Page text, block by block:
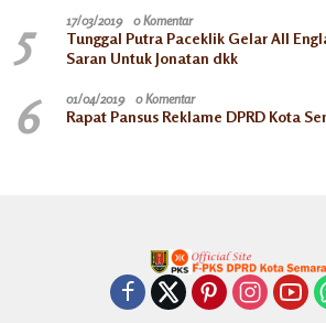
5 17/03/2019 0 Komentar
Tunggal Putra Paceklik Gelar All
Saran Untuk Jonatan dkk
6 01/04/2019 0 Komentar
Rapat Pansus Reklame DPRD Kota